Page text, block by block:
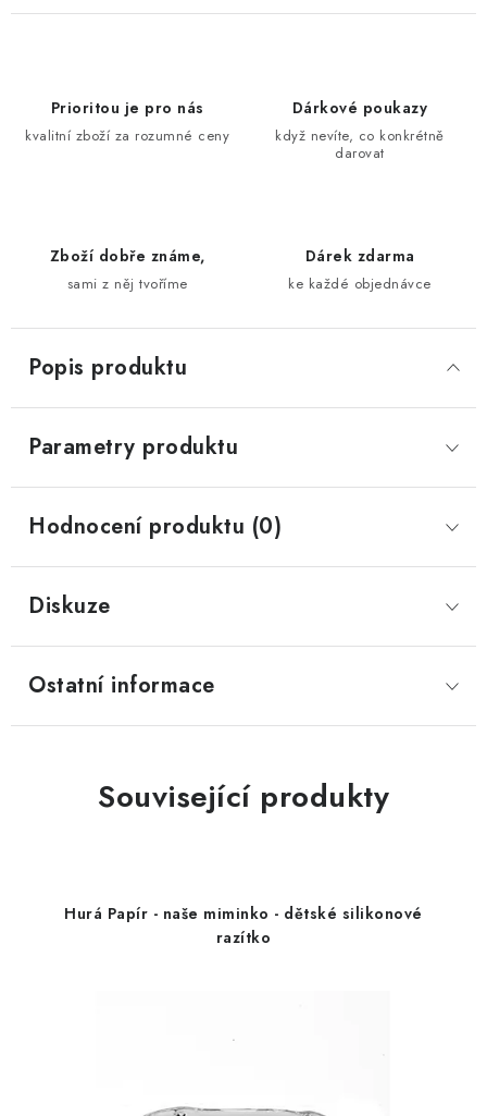
Prioritou je pro nás
kvalitní zboží za rozumné ceny
Dárkové poukazy
když nevíte, co konkrétně
darovat
Zboží dobře známe,
sami z něj tvoříme
Dárek zdarma
ke každé objednávce
Popis produktu
Parametry produktu
Hodnocení produktu (0)
Diskuze
Ostatní informace
Související produkty
Hurá Papír - naše miminko - dětské silikonové
razítko